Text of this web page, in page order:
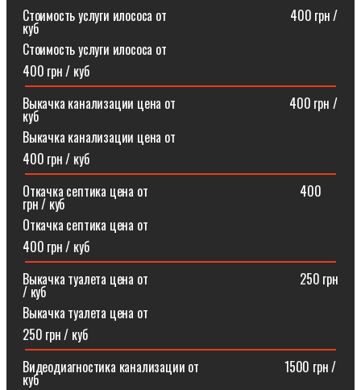
Стоимость услуги илососа от⠀⠀⠀⠀⠀⠀⠀⠀⠀⠀⠀⠀⠀400 грн /
куб
Стоимость услуги илососа от
400 грн / куб
Выкачка канализации цена от⠀⠀⠀⠀⠀⠀⠀⠀⠀⠀⠀⠀400 грн /
куб
Выкачка канализации цена от
400 грн / куб
Откачка септика цена от⠀⠀⠀⠀⠀⠀⠀⠀⠀⠀⠀⠀⠀⠀⠀⠀400
грн / куб
Откачка септика цена от
400 грн / куб
Выкачка туалета цена от⠀⠀⠀⠀⠀⠀⠀⠀⠀⠀⠀⠀⠀⠀⠀⠀250 грн
/ куб
Выкачка туалета цена от
250 грн / куб
Видеодиагностика канализации от⠀⠀⠀⠀⠀⠀⠀⠀⠀1500 грн /
куб